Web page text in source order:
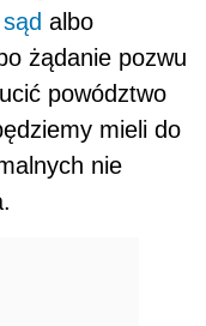
sąd albo
żądanie pozwu
powództwo
mieli do
nie